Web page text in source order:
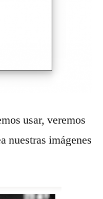
usar, veremos
nuestras imágenes